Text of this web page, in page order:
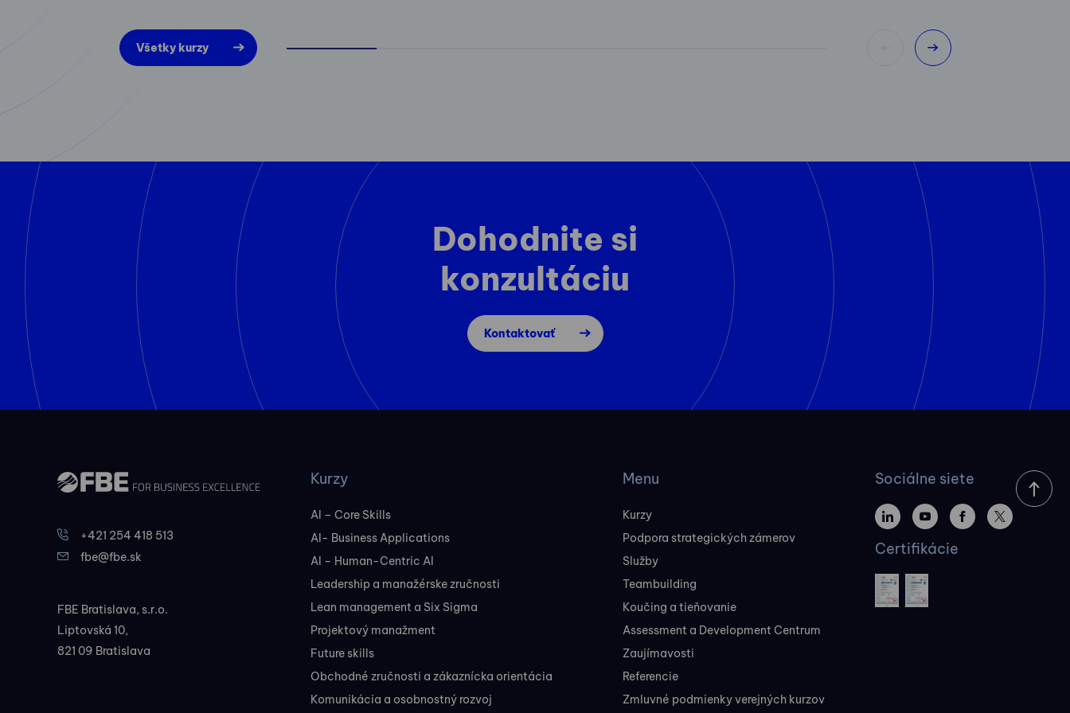
Všetky kurzy
Dohodnite si
konzultáciu
Kontaktovať
+421 254 418 513
fbe@fbe.sk
FBE Bratislava, s.r.o.
Liptovská 10,
821 09 Bratislava
Kurzy
AI – Core Skills
AI- Business Applications
AI – Human-Centric AI
Leadership a manažérske zručnosti
Lean management a Six Sigma
Projektový manažment
Future skills
Obchodné zručnosti a zákaznícka orientácia
Komunikácia a osobnostný rozvoj
Menu
Kurzy
Podpora strategických zámerov
Služby
Teambuilding
Koučing a tieňovanie
Assessment a Development Centrum
Zaujímavosti
Referencie
Zmluvné podmienky verejných kurzov
Sociálne siete
Certifikácie